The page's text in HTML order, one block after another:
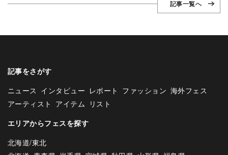
記事一覧へ
記事をさがす
ニュース インタビュー レポート ファッション 海外フェス
アーティスト アイテム リスト
エリアからフェスを探す
北海道/東北